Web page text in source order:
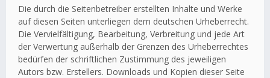
Die durch die Seitenbetreiber erstellten Inhalte und Werke
auf diesen Seiten unterliegen dem deutschen Urheberrecht.
Die Vervielfältigung, Bearbeitung, Verbreitung und jede Art
der Verwertung außerhalb der Grenzen des Urheberrechtes
bedürfen der schriftlichen Zustimmung des jeweiligen
Autors bzw. Erstellers. Downloads und Kopien dieser Seite